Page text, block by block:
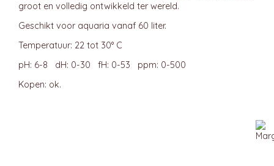
groot en volledig ontwikkeld ter wereld.
Geschikt voor aquaria vanaf 60 liter.
Temperatuur: 22 tot 30° C
pH: 6-8 dH: 0-30 fH: 0-53 ppm: 0-500
Kopen: ok.